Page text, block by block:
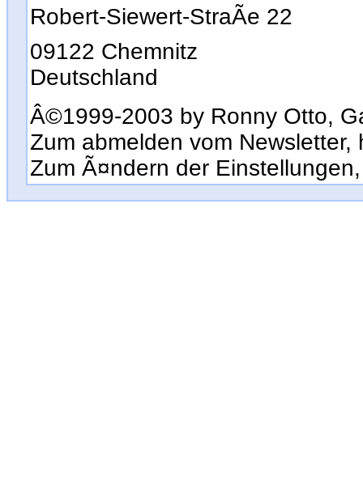
Robert-Siewert-StraÃe 22
09122 Chemnitz
Deutschland
Â©1999-2003 by Ronny Otto,
Zum abmelden vom
Zum Ã¤ndern der